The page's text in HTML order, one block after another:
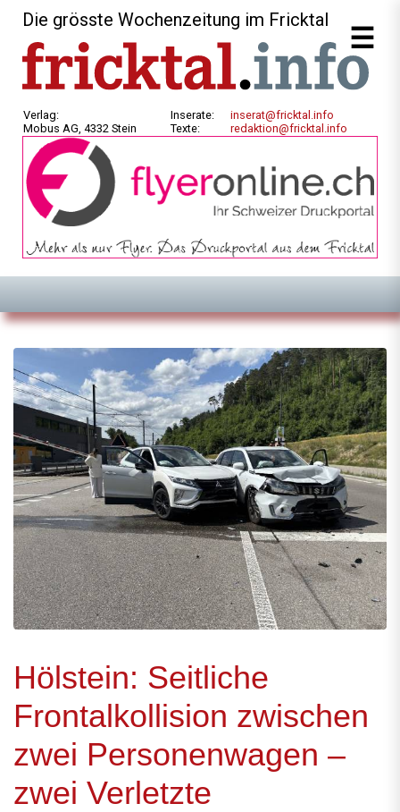
Die grösste Wochenzeitung im Fricktal
Verlag:
Mobus AG, 4332 Stein
Inserate:
Texte:
inserat@fricktal.info
redaktion@fricktal.info
Hölstein: Seitliche
Frontalkollision zwischen
zwei Personenwagen –
zwei Verletzte